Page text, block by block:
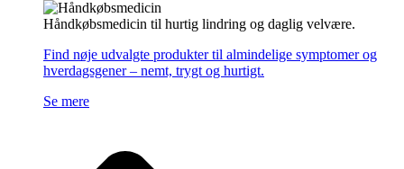
Håndkøbsmedicin til hurtig lindring og daglig velvære.
Find nøje udvalgte produkter til almindelige symptomer og
hverdagsgener – nemt, trygt og hurtigt.
Se mere